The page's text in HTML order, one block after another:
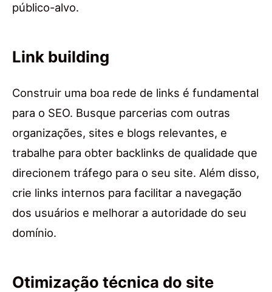
público-alvo.
Link building
Construir uma boa rede de links é fundamental
para o SEO. Busque parcerias com outras
organizações, sites e blogs relevantes, e
trabalhe para obter backlinks de qualidade que
direcionem tráfego para o seu site. Além disso,
crie links internos para facilitar a navegação
dos usuários e melhorar a autoridade do seu
domínio.
Otimização técnica do site